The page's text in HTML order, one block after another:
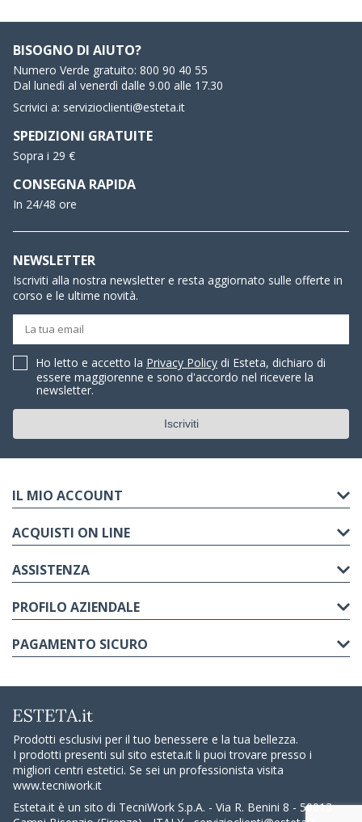
BISOGNO DI AIUTO?
Numero Verde gratuito: 800 90 40 55
Dal lunedì al venerdì dalle 9.00 alle 17.30
Scrivici a: servizioclienti@esteta.it
SPEDIZIONI GRATUITE
Sopra i 29 €
CONSEGNA RAPIDA
In 24/48 ore
NEWSLETTER
Iscriviti alla nostra newsletter e resta aggiornato sulle offerte in
corso e le ultime novità.
Ho letto e accetto la Privacy Policy di Esteta, dichiaro di
essere maggiorenne e sono d'accordo nel ricevere la
newsletter.
IL MIO ACCOUNT
ACQUISTI ON LINE
ASSISTENZA
PROFILO AZIENDALE
PAGAMENTO SICURO
Prodotti esclusivi per il tuo benessere e la tua bellezza.
I prodotti presenti sul sito esteta.it li puoi trovare presso i
migliori centri estetici. Se sei un professionista visita
www.tecniwork.it
Esteta.it è un sito di TecniWork S.p.A. - Via R. Benini 8 - 50013